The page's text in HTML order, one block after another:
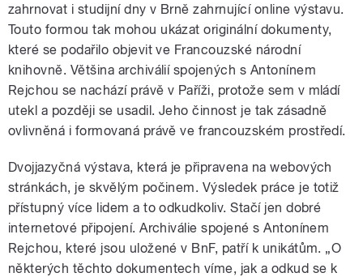
zahrnovat i studijní dny v Brně zahrnující online výstavu.
Touto formou tak mohou ukázat originální dokumenty,
které se podařilo objevit ve Francouzské národní
knihovně. Většina archiválií spojených s Antonínem
Rejchou se nachází právě v Paříži, protože sem v mládí
utekl a později se usadil. Jeho činnost je tak zásadně
ovlivněná i formovaná právě ve francouzském prostředí.
Dvojjazyčná výstava, která je připravena na webových
stránkách, je skvělým počinem. Výsledek práce je totiž
přístupný více lidem a to odkudkoliv. Stačí jen dobré
internetové připojení. Archiválie spojené s Antonínem
Rejchou, které jsou uložené v BnF, patří k unikátům. „O
některých těchto dokumentech víme, jak a odkud se k